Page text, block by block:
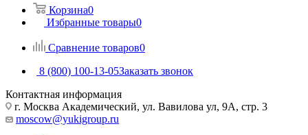
Корзина0
Избранные товары0
Сравнение товаров0
8 (800) 100-13-05Заказать звонок
Контактная информация
г. Москва Академический, ул. Вавилова ул, 9А, стр. 3
moscow@yukigroup.ru